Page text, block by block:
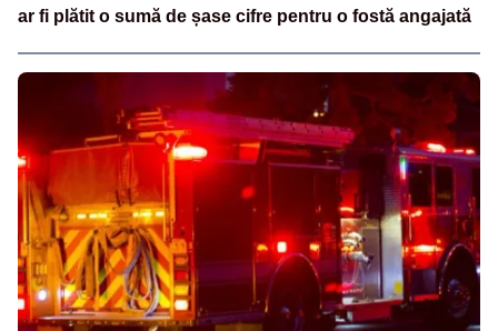
ar fi plătit o sumă de șase cifre pentru o fostă angajată